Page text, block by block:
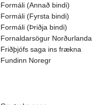
Formáli (Annað bindi)
Formáli (Fyrsta bindi)
Formáli (Þriðja bindi)
Fornaldarsögur Norðurlanda
Friðþjófs saga ins frækna
Fundinn Noregr